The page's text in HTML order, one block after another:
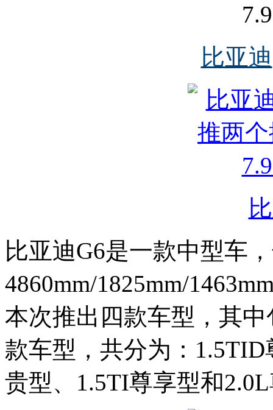
比亚迪
比亚迪G6是一款中型车
4860mm/1825mm/
本次推出四款车型，其
款车型，共分为：
贵型、1.5TI尊享型和